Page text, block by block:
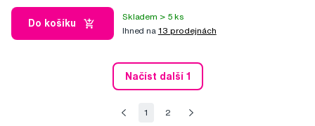
Do košíku
Skladem > 5 ks
Ihned na 13 prodejnách
Načíst další 1
1 2